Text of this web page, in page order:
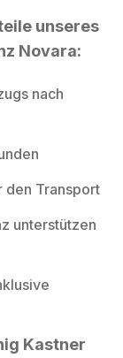
unseres
Novara:
nach
den Transport
unterstützen
Kastner